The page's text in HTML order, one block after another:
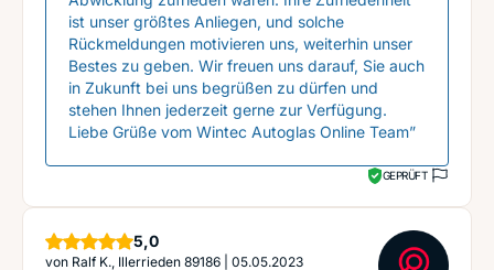
ist unser größtes Anliegen, und solche
Rückmeldungen motivieren uns, weiterhin unser
Bestes zu geben. Wir freuen uns darauf, Sie auch
in Zukunft bei uns begrüßen zu dürfen und
stehen Ihnen jederzeit gerne zur Verfügung.
Liebe Grüße vom Wintec Autoglas Online Team”
GEPRÜFT
5,0Sterne
von Ralf K., Illerrieden 89186 05.05.2023